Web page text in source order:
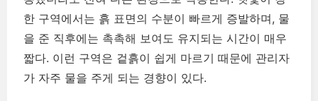
한 구역에서는 흙 표면의 수분이 빠르게 증발하며, 물
을 준 직후에는 촉촉해 보여도 유지되는 시간이 매우
짧다. 이런 구역은 겉흙이 쉽게 마르기 때문에 관리자
가 자주 물을 주게 되는 경향이 있다.